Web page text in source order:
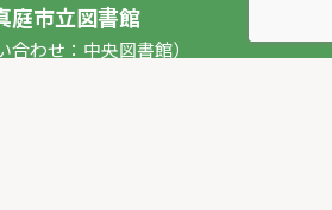
庭市立図書館
合わせ：中央図書館）